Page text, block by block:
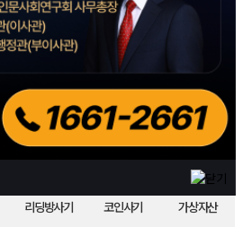
주요 업무사례
계좌탈취 스미싱사기
모집책(피싱)
리딩방사기 코인사기 가상자산